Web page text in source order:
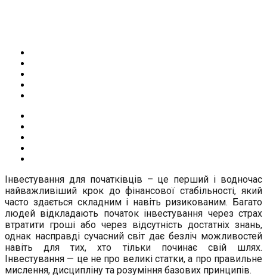
Інвестування для початківців – це перший і водночас
найважливіший крок до фінансової стабільності, який
часто здається складним і навіть ризикованим. Багато
людей відкладають початок інвестування через страх
втратити гроші або через відсутність достатніх знань,
однак насправді сучасний світ дає безліч можливостей
навіть для тих, хто тільки починає свій шлях.
Інвестування — це не про великі статки, а про правильне
мислення, дисципліну та розуміння базових принципів.